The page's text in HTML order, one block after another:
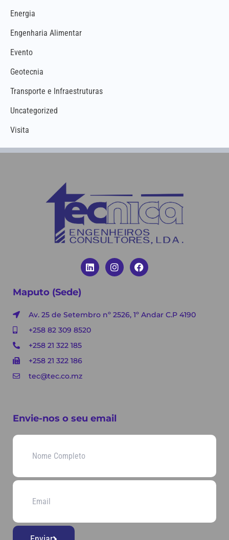
Energia
Engenharia Alimentar
Evento
Geotecnia
Transporte e Infraestruturas
Uncategorized
Visita
Maputo (Sede)
Av. 25 de Setembro nº 2526, 1º Andar C.P 4190
+258 82 309 8520
+258 21 322 185
+258 21 322 186
tec@tec.co.mz
Envie-nos o seu email